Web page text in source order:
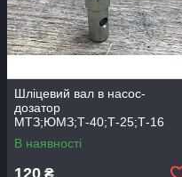
Шліцевий вал в насос-
дозатор
МТЗ;ЮМЗ;Т-40;Т-25;Т-16
В наявності
120 ₴